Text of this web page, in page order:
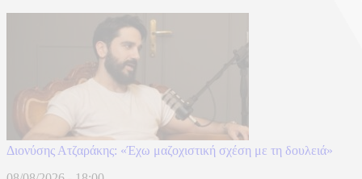
Διονύσης Ατζαράκης: «Έχω μαζοχιστική σχέση με τη δουλειά»